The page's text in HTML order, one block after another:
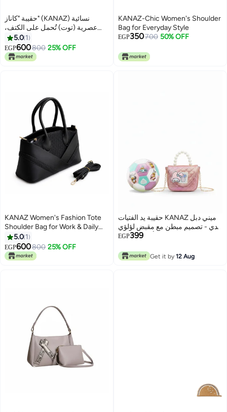
4
حقيبة "كاناز" (KANAZ) نسائية
عصرية (توت) تُحمل على الكتف،
مناسبة للعمل والاستخدام اليومي -
طقم من قطعتين
5.0 1
EGP600800 25% OFF 5
KANAZ-Chic Women's Shoulder
Bag for Everyday Style
EGP350700 50% OFF
KANAZ Women's Fashion Tote
Shoulder Bag for Work & Daily
Use, 2X
5.0 1
EGP600800 25% OFF 4
حقيبة يد الفتيات KANAZ ميني دبل
تيدي - تصميم مبطن مع مقبض لؤلؤي
أنيق - موديل R3519 ميني دبل تيدي
EGP399
Get it by 12 Aug